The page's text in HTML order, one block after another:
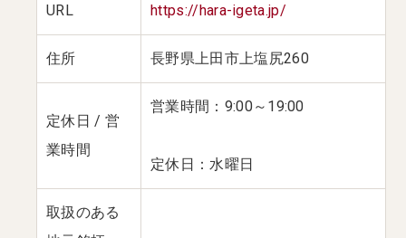
URL https://hara-igeta.jp/
住所 長野県上田市上塩尻260
定休日 / 営
業時間
営業時間：9:00～19:00
定休日：水曜日
取扱のある